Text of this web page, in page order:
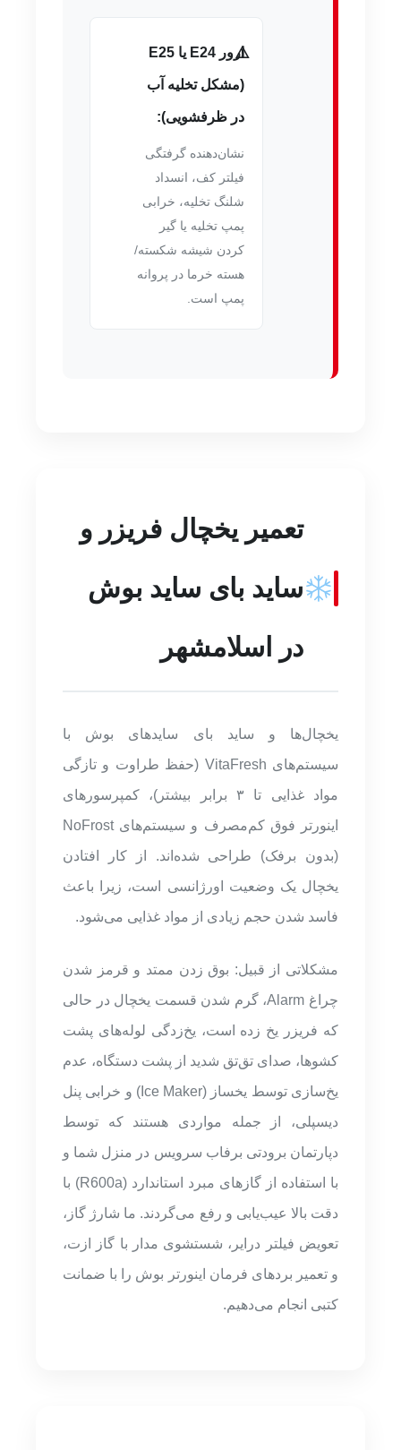
ارور E24 یا E25
(مشکل تخلیه آب
در ظرفشویی):
نشان‌دهنده گرفتگی
فیلتر کف، انسداد
شلنگ تخلیه، خرابی
پمپ تخلیه یا گیر
کردن شیشه شکسته/
هسته خرما در پروانه
پمپ است.
تعمیر یخچال فریزر و
ساید بای ساید بوش
در اسلامشهر
یخچال‌ها و ساید بای سایدهای بوش با
سیستم‌های VitaFresh (حفظ طراوت و تازگی
مواد غذایی تا ۳ برابر بیشتر)، کمپرسورهای
اینورتر فوق کم‌مصرف و سیستم‌های NoFrost
(بدون برفک) طراحی شده‌اند. از کار افتادن
یخچال یک وضعیت اورژانسی است، زیرا باعث
فاسد شدن حجم زیادی از مواد غذایی می‌شود.
مشکلاتی از قبیل: بوق زدن ممتد و قرمز شدن
چراغ Alarm، گرم شدن قسمت یخچال در حالی
که فریزر یخ زده است، یخ‌زدگی لوله‌های پشت
کشوها، صدای تق‌تق شدید از پشت دستگاه، عدم
یخ‌سازی توسط یخساز (Ice Maker) و خرابی پنل
دیسپلی، از جمله مواردی هستند که توسط
دپارتمان برودتی برفاب سرویس در منزل شما و
با استفاده از گازهای مبرد استاندارد (R600a) با
دقت بالا عیب‌یابی و رفع می‌گردند. ما شارژ گاز،
تعویض فیلتر درایر، شستشوی مدار با گاز ازت،
و تعمیر بردهای فرمان اینورتر بوش را با ضمانت
کتبی انجام می‌دهیم.